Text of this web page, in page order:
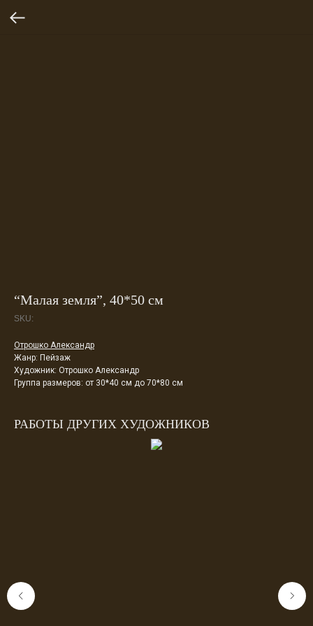
“Малая земля”, 40*50 см
SKU:
Отрошко Александр
Жанр: Пейзаж
Художник: Отрошко Александр
Группа размеров: от 30*40 см до 70*80 см
РАБОТЫ ДРУГИХ ХУДОЖНИКОВ